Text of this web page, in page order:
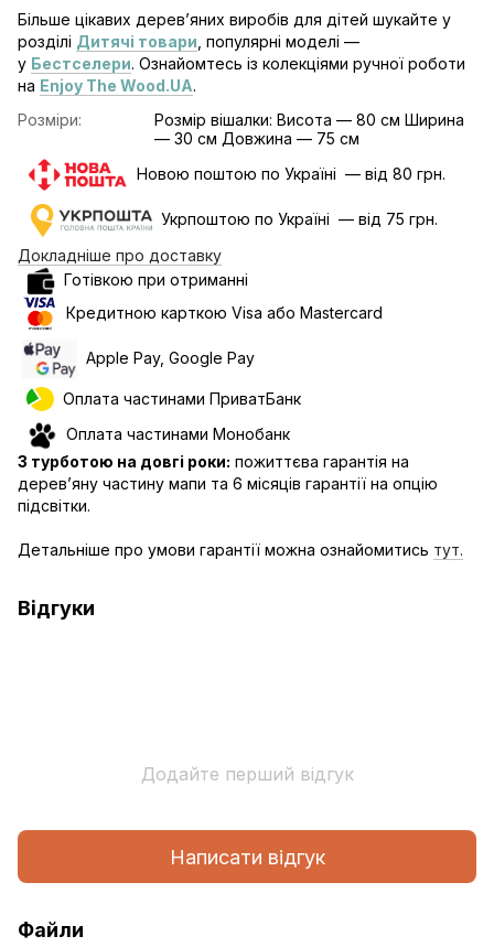
Більше цікавих дерев’яних виробів для дітей шукайте у
розділі Дитячі товари , популярні моделі —
у Бестселери. Ознайомтесь із колекціями ручної роботи
на Enjoy The Wood.UA.
Розміри:
Розмір вішалки: Висота — 80 см Ширина
— 30 см Довжина — 75 см
Новою поштою по Україні — від 80 грн.
Укрпоштою по Україні — від 75 грн.
Докладніше про доставку
Готівкою при отриманні
Кредитною карткою Visa або Mastercard
Apple Pay, Google Pay
Оплата частинами ПриватБанк
Оплата частинами Монобанк
З турботою на довгі роки: пожиттєва гарантія на
дерев’яну частину мапи та 6 місяців гарантії на опцію
підсвітки.
Детальніше про умови гарантії можна ознайомитись тут.
Відгуки
Додайте перший відгук
Написати відгук
Файли